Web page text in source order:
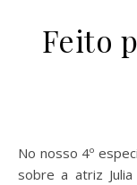
Feito
No nosso 4º especial do Dia dos Namorados conversamos
sobre a atriz